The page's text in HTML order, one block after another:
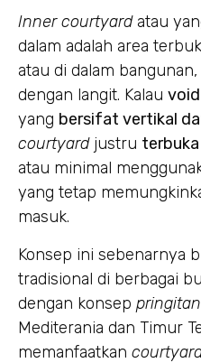
Inner courtyardatau
dalam adalah area
atau di dalam
dengan langit. Kalau void
yang bersifat vertikal
courtyardjustru
atau minimal
yang tetap
masuk.
Konsep ini sebenarnya
tradisional di berbagai
dengan konsep pringitan
Mediterania dan Timur
memanfaatkan